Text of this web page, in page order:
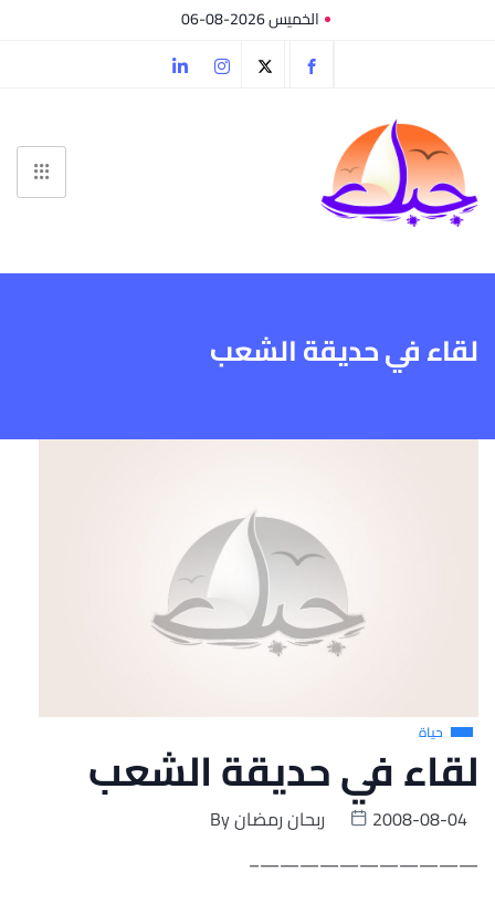
الخميس 2026-08-06
لقاء في حديقة الشعب
حياة
لقاء في حديقة الشعب
Byربحان رمضان
2008-08-04
———————————–